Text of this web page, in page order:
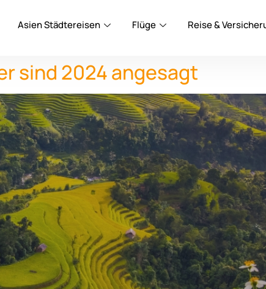
Asien Städtereisen Flüge
Reise &
sind 2024 angesagt